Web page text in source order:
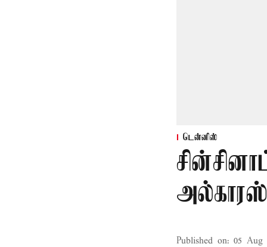
டென்னிஸ்
Published on: 05 Aug